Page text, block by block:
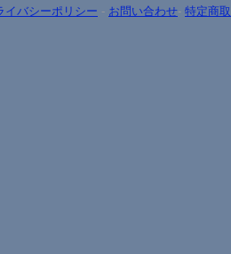
イバシーポリシー - お問い合わせ- 特定商